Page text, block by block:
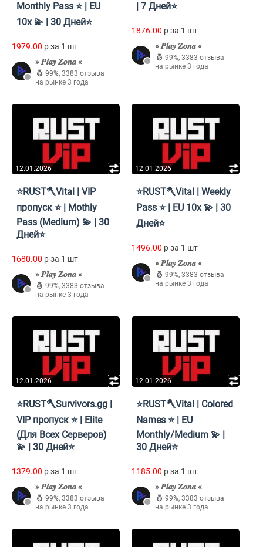
Monthly Pass ⭐ | EU
10x 💫 | 30 Дней⭐
1979.00 p за 1 шт
» 𝑷𝒍𝒂𝒚 𝒁𝒐𝒏𝒂 «
99%, 3383 отзыва
на рынке 3 года
| 7 Дней⭐
1876.00 p за 1 шт
» 𝑷𝒍𝒂𝒚 𝒁𝒐𝒏𝒂 «
99%, 3383 отзыва
на рынке 3 года
12.01.2026
⭐RUST🪓Vital | VIP
пропуск ⭐ | Mothly
Pass (Medium) 💫 | 30
Дней⭐
1680.00 p за 1 шт
» 𝑷𝒍𝒂𝒚 𝒁𝒐𝒏𝒂 «
99%, 3383 отзыва
на рынке 3 года
12.01.2026
⭐RUST🪓Vital | Weekly
Pass ⭐ | EU 10x 💫 | 30
Дней⭐
1496.00 p за 1 шт
» 𝑷𝒍𝒂𝒚 𝒁𝒐𝒏𝒂 «
99%, 3383 отзыва
на рынке 3 года
12.01.2026
⭐RUST🪓Survivors.gg |
VIP пропуск ⭐ | Elite
(Для Всех Серверов)
💫 | 30 Дней⭐
1379.00 p за 1 шт
» 𝑷𝒍𝒂𝒚 𝒁𝒐𝒏𝒂 «
99%, 3383 отзыва
на рынке 3 года
12.01.2026
⭐RUST🪓Vital | Colored
Names ⭐ | EU
Monthly/Medium 💫 |
30 Дней⭐
1185.00 p за 1 шт
» 𝑷𝒍𝒂𝒚 𝒁𝒐𝒏𝒂 «
99%, 3383 отзыва
на рынке 3 года